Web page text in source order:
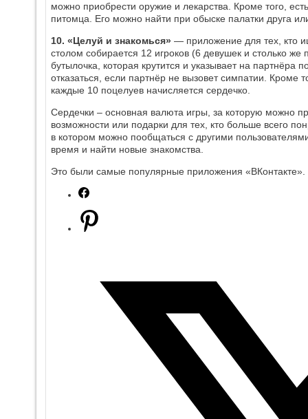
можно приобрести оружие и лекарства. Кроме того,
питомца. Его можно найти при обыске палатки друга
10. «Целуй и знакомься» — приложение для тех, кто
столом собирается 12 игроков (6 девушек и столько
бутылочка, которая крутится и указывает на
отказаться, если партнёр не вызовет симпатии. Кроме
каждые 10 поцелуев начисляется сердечко.
Сердечки – основная валюта игры, за которую можно
возможности или подарки для тех, кто больше всего
в котором можно пообщаться с другими
время и найти новые знакомства.
Это были самые популярные приложения «ВКонтакте».